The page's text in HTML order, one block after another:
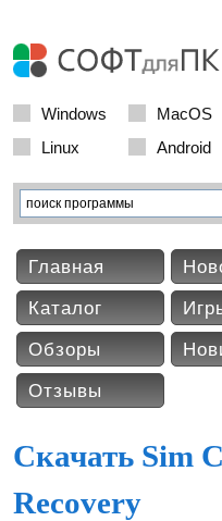
Windows
MacOS
Linux
Android
Главная
Каталог
Обзоры
Отзывы
Скачать Sim
Recovery